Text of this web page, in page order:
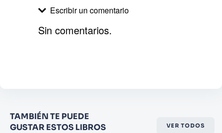
Escribir un comentario
Califique el producto de 1 a 5
estrellas
Sin comentarios.
TAMBIÉN TE PUEDE
GUSTAR ESTOS LIBROS
VER TODOS